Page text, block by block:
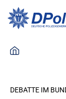
DEBATTE IM